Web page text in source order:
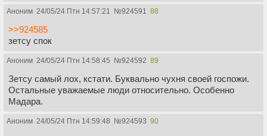
Аноним 24/05/24 Птн 14:57:21 №924591 88
>>924585
зетсу спок
Аноним 24/05/24 Птн 14:58:45 №924592 89
Зетсу самый лох, кстати. Буквально чухня своей госпожи.
Остальные уважаемые люди относительно. Особенно
Мадара.
Аноним 24/05/24 Птн 14:59:48 №924593 90